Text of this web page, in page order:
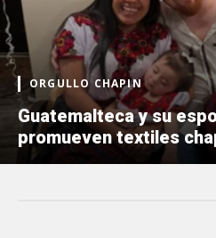
ORGULLO CHAPIN
Guatemalteca y su
promueven textiles